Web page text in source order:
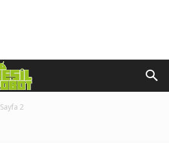
Sayfa 2